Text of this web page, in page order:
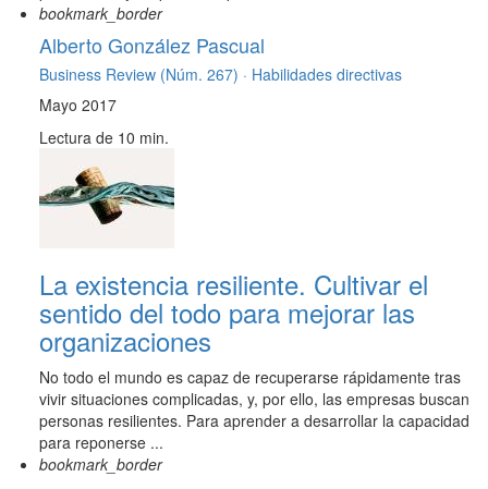
bookmark_border
Alberto González Pascual
Business Review (Núm. 267) · Habilidades directivas
Mayo 2017
Lectura de 10 min.
La existencia resiliente. Cultivar el
sentido del todo para mejorar las
organizaciones
No todo el mundo es capaz de recuperarse rápidamente tras
vivir situaciones complicadas, y, por ello, las empresas buscan
personas resilientes. Para aprender a desarrollar la capacidad
para reponerse ...
bookmark_border